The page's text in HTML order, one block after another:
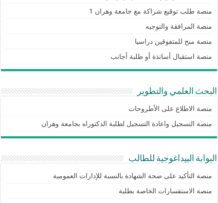
منصة طلب توقيع شراكة مع جامعة وهران 1
منصة المرافقة والتوجيه
منصة منح للمتفوقين دراسيا
منصة استقبال أساتذة أو طلبة أجانب
البحث العلمي والتطوير
منصة الاطلاع على الأطروحات
منصة التسجيل واعادة التسجيل لطلبة الدكتوراه بجامعة وهران
البوابة البيداغوجية للطالب
منصة التأكيد على صحة الشهادة بالنسبة للإدارات العمومية
منصة الاستفسارات الخاصة بطلبة